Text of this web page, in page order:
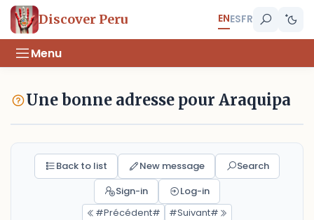
Discover Peru ENESFR
Menu
Une bonne adresse pour Araquipa
Back to list New message
Search
Sign-in
Log-in
#Précédent#
#Suivant#